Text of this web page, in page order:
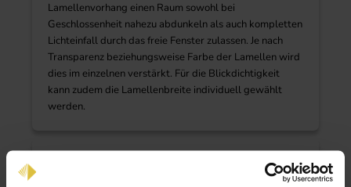
Lamellenvorhang einen Raum sowohl bei
Geschlossenheit nahezu abdunkeln als auch kompletten
Lichteinfall durch das freie Fenster zulassen. Je nach
Transparenz beziehungsweise Farbe der Lamellen wird
dies im einzelnen verstärkt. Für die Blickdichtigkeit
kann zudem die Lamellenbreite individuell gewählt
werden.